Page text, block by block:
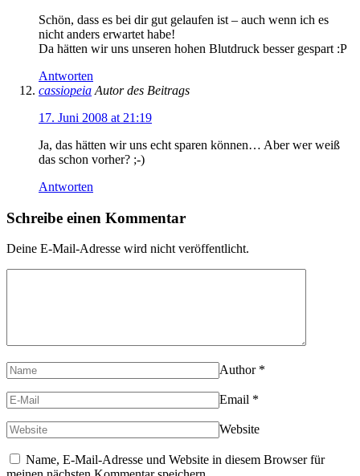
Schön, dass es bei dir gut gelaufen ist – auch wenn ich es
nicht anders erwartet habe!
Da hätten wir uns unseren hohen Blutdruck besser gespart :P
Antworten
cassiopeia Autor des Beitrags
17. Juni 2008 at 21:19
Ja, das hätten wir uns echt sparen können… Aber wer weiß
das schon vorher? ;-)
Antworten
Schreibe einen Kommentar
Deine E-Mail-Adresse wird nicht veröffentlicht.
Author *
Email *
Website
Name, E-Mail-Adresse und Website in diesem Browser für